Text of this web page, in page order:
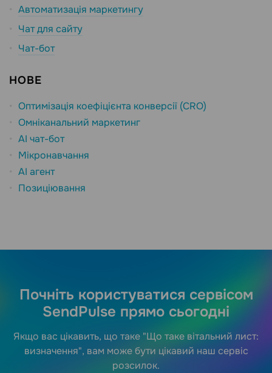
Автоматизація маркетингу
Чат для сайту
Чат-бот
НОВЕ
Оптимізація коефіцієнта конверсії (CRO)
Омніканальний маркетинг
AI чат-бот
Мікронавчання
AI агент
Позиціювання
Почніть користуватися сервісом
SendPulse прямо сьогодні
Якщо вас цікавить, що таке "Що таке вітальний лист:
визначення", вам може бути цікавий наш сервіс
розсилок.